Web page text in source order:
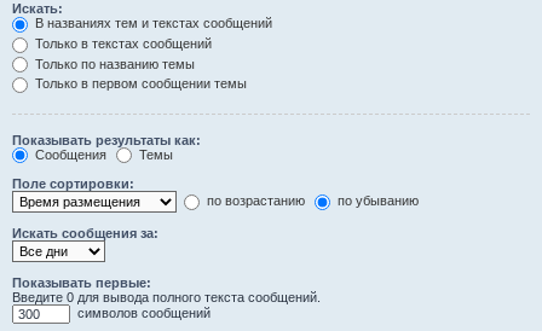
Искать:
В названиях тем и текстах сообщений
Только в текстах сообщений
Только по названию темы
Только в первом сообщении темы
Показывать результаты как:
Сообщения
Темы
Поле сортировки:
по возрастанию
по убыванию
Искать сообщения за:
Показывать первые:
Введите 0 для вывода полного текста сообщений.
символов сообщений